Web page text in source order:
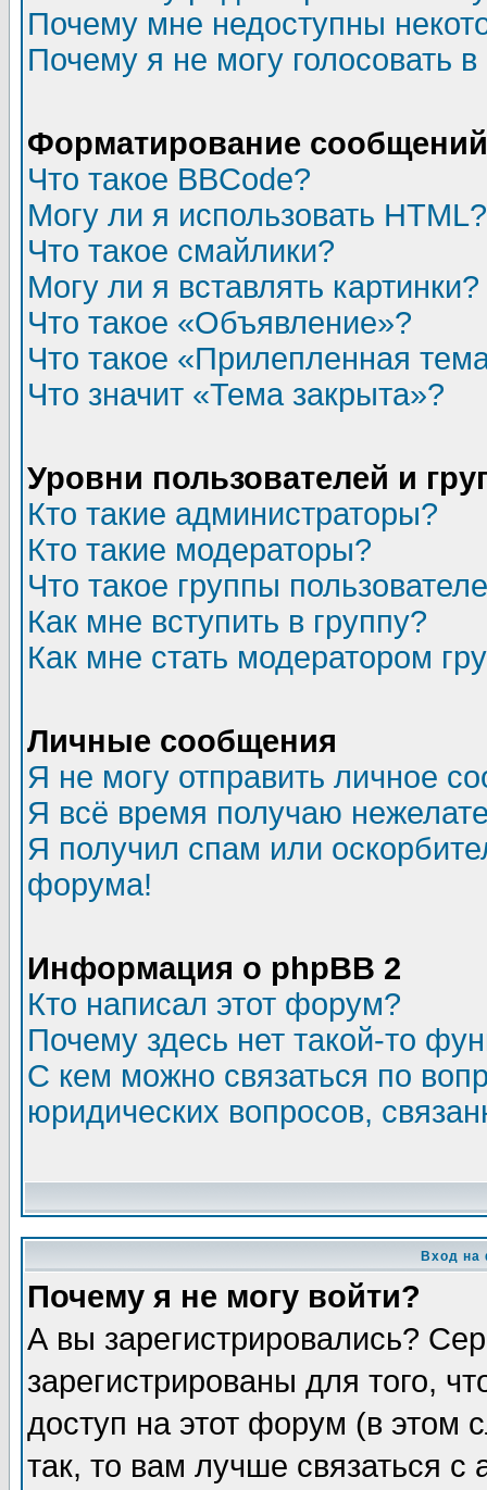
Почему мне недоступны
Почему я не могу голосовать
Форматирование
Что такое BBCode?
Могу ли я использовать HTML?
Что такое смайлики?
Могу ли я вставлять картинки?
Что такое «Объявление»?
Что такое «Прилепленная
Что значит «Тема закрыта»?
Уровни пользователей и
Кто такие администраторы?
Кто такие модераторы?
Что такое группы
Как мне вступить в группу?
Как мне стать модератором
Личные сообщения
Я не могу отправить личное
Я всё время получаю
Я получил спам или
форума!
Информация о phpBB 2
Кто написал этот форум?
Почему здесь нет такой-то
С кем можно связаться по
юридических вопросов,
Вход на
Почему я не могу войти?
А вы зарегистрировались?
зарегистрированы для того,
доступ на этот форум (в этом
так, то вам лучше связаться